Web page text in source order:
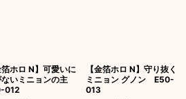
箔ホロ N】可愛いに
ないミニョンの主
012
【金箔ホロ N】守り抜く
ミニョン グノン E50-
013